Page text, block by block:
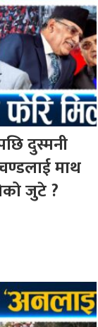
दुस्मनी
माथ
जुटे ?